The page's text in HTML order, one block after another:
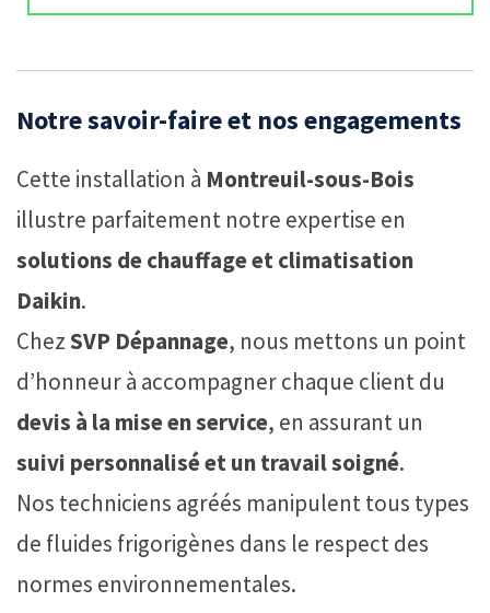
Notre savoir-faire et nos engagements
Cette installation à Montreuil-sous-Bois
illustre parfaitement notre expertise en
solutions de chauffage et climatisation
Daikin.
ChezSVP Dépannage, nous mettons un point
d’honneur à accompagner chaque client du
devis à la mise en service, en assurant un
suivi personnalisé et un travail soigné.
Nos techniciens agréés manipulent tous types
de fluides frigorigènes dans le respect des
normes environnementales.